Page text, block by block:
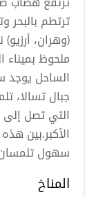
ترتطم
(وهران،
ملحوظ بميناء
الساحل يوجد
جبال تسالا،
الأكبر.بين
سهول
المناخ